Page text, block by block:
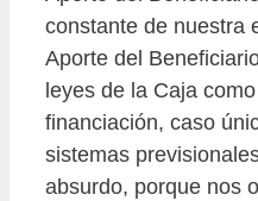
constante de nuestra
Aporte del
leyes de la Caja
financiación, caso
sistemas
absurdo, porque nos